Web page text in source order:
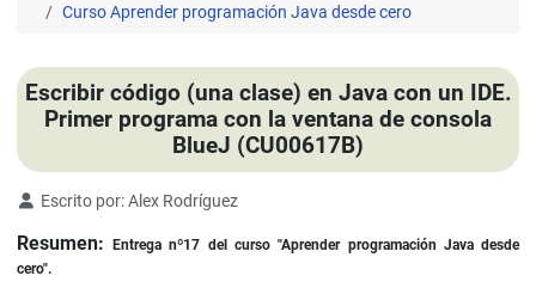
Curso Aprender programación Java desde cero
Escribir código (una clase) en Java con un IDE.
Primer programa con la ventana de consola
BlueJ (CU00617B)
Detalles
Escrito por:Alex Rodríguez
Resumen:
Entrega nº17 del curso "Aprender programación Java desde
cero".